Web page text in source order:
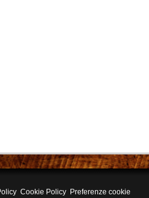
Cookie Policy Preferenze cookie